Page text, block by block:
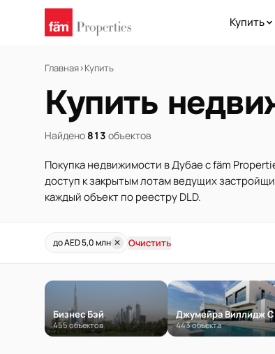
Купить
Главная›Купить
Купить
Найдено 813 объектов
Покупка недвижимости в Дубае с fäm
доступ к закрытым лотам ведущих
каждый объект по реестру DLD.
до AED 5,0 млн ✕ Очистить
Бизнес Бэй
455 объектов 443 объекта